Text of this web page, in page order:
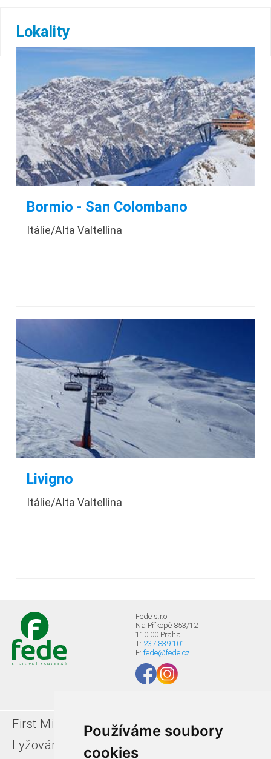
Používáme soubory
cookies
Lokality
Bormio - San Colombano
Itálie/Alta Valtellina
Livigno
Itálie/Alta Valtellina
Fede s.r.o.
Na Příkopě 853/12
110 00 Praha
T: 237 839 101
E: fede@fede.cz
First Minute
Last minute
Lyžování v Itálii